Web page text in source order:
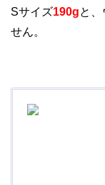
Sサイズ190gと
せん。